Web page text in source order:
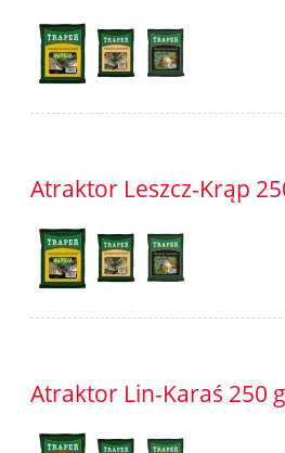
Atraktor Leszcz-Krąp
Atraktor Lin-Karaś 250 g